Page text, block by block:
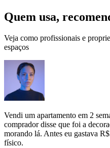
Quem usa,
Veja como profissionais e
espaços
Vendi um apartamento em 2
comprador disse que foi a
morando lá. Antes eu gastava
físico.